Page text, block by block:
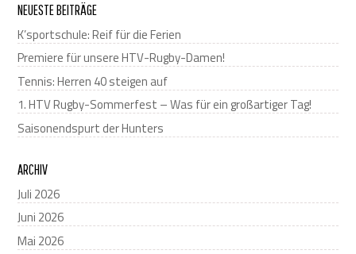
NEUESTE BEITRÄGE
K’sportschule: Reif für die Ferien
Premiere für unsere HTV-Rugby-Damen!
Tennis: Herren 40 steigen auf
1. HTV Rugby-Sommerfest – Was für ein großartiger Tag!
Saisonendspurt der Hunters
ARCHIV
Juli 2026
Juni 2026
Mai 2026